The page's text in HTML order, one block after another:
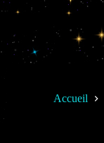
Accueil